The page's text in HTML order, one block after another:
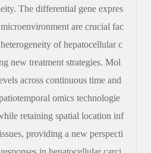
The differential gene expres
are crucial fac
of hepatocellular c
new treatment strategies. Mol
across continuous time and
omics technologie
retaining spatial location inf
providing a new perspecti